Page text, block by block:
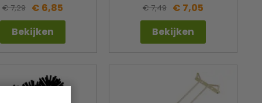
€ 7,29 € 6,85
Bekijken
€ 7,49 € 7,05
Bekijken